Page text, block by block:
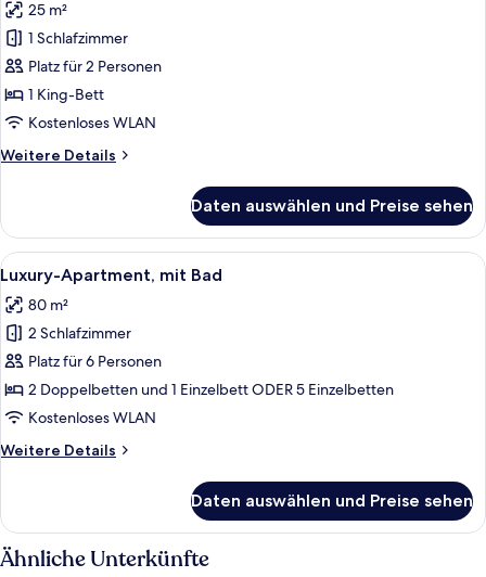
Business-
Studio,
mit
Bad,
Gartenblick
Petit)
25 m²
1 Schlafzimmer
Platz für 2 Personen
1 King-Bett
Kostenloses WLAN
Weitere Details
Weitere
Studio,
mit
Bad,
Gartenblick
(Stadtblick
Petit)
Daten auswählen und Preise sehen
Alle
Fotos
für
Luxury-
Apartment,
mit
Bad
Eine moderne Küche mit weißen
13
Luxury-Apartment, mit Bad
80 m²
2 Schlafzimmer
Platz für 6 Personen
2 Doppelbetten und 1 Einzelbett ODER 5 Einzelbetten
Kostenloses WLAN
Weitere Details
Weitere
Apartment,
mit
Bad
Daten auswählen und Preise sehen
Ähnliche Unterkünfte